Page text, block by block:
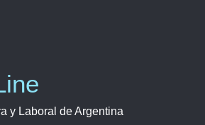
y Laboral de Argentina